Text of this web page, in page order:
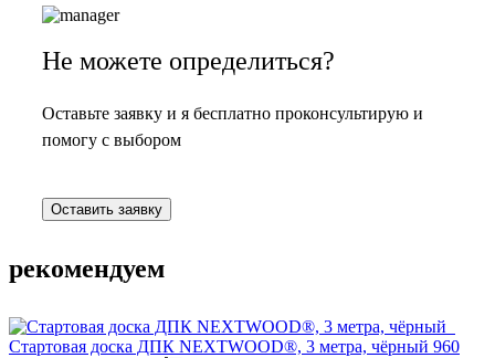
Не можете определиться?
Оставьте заявку и я бесплатно проконсультирую и
помогу с выбором
Оставить заявку
рекомендуем
Стартовая доска ДПК NEXTWOOD®, 3 метра, чёрный 960